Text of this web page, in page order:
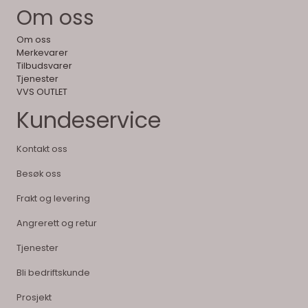
Om oss
Om oss
Merkevarer
Tilbudsvarer
Tjenester
VVS OUTLET
Kundeservice
Kontakt oss
Besøk oss
Frakt og levering
Angrerett og retur
Tjenester
Bli bedriftskunde
Prosjekt